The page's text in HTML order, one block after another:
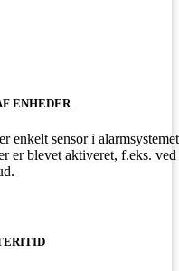
ENHEDER
enkelt sensor i
er blevet aktiveret, f.eks. ved